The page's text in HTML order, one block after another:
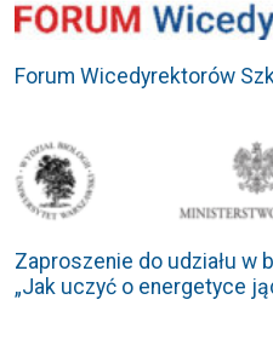
Forum Wicedyrektorów
Zaproszenie do udziału w
„Jak uczyć o energetyce